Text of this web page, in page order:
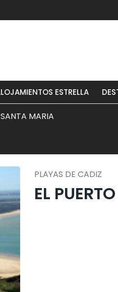
ESTRELLA
MARIA
PLAYAS DE CADIZ
EL